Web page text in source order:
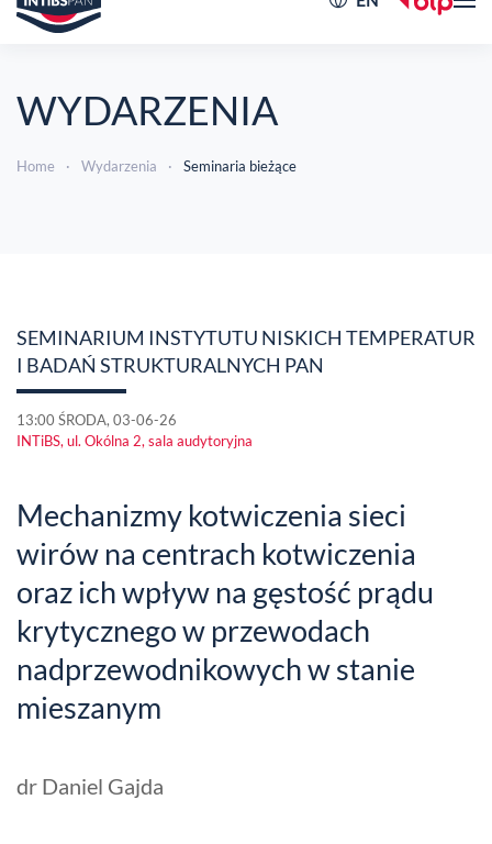
WYDARZENIA
Home Wydarzenia Seminaria bieżące
SEMINARIUM INSTYTUTU NISKICH TEMPERATUR
I BADAŃ STRUKTURALNYCH PAN
13:00 ŚRODA, 03-06-26
INTiBS, ul. Okólna 2, sala audytoryjna
Mechanizmy kotwiczenia sieci
wirów na centrach kotwiczenia
oraz ich wpływ na gęstość prądu
krytycznego w przewodach
nadprzewodnikowych w stanie
mieszanym
dr Daniel Gajda